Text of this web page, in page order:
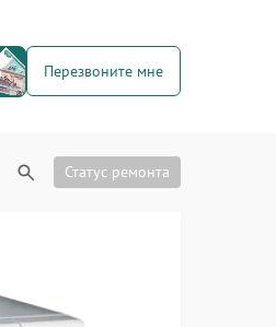
Перезвоните мне
Статус ремонта